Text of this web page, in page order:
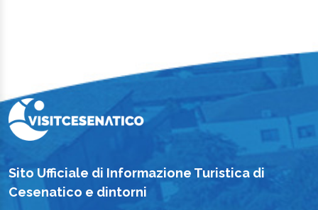
Sito Ufficiale di Informazione Turistica di
Cesenatico e dintorni